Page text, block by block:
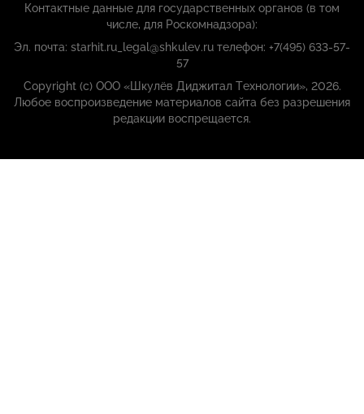
Контактные данные для государственных органов (в том
числе, для Роскомнадзора):
Эл. почта: starhit.ru_legal@shkulev.ru телефон: +7(495) 633-57-
57
Copyright (с) ООО «Шкулёв Диджитал Технологии», 2026.
Любое воспроизведение материалов сайта без разрешения
редакции воспрещается.